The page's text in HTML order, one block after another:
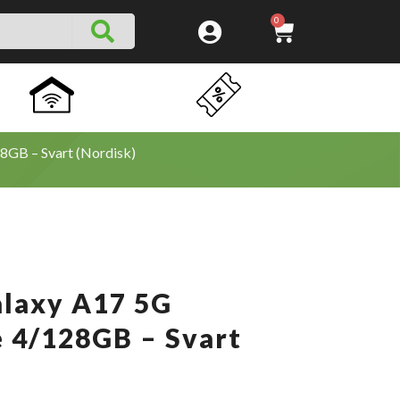
SEARCH 0
– Svart (Nordisk)
A17 5G
128GB – Svart